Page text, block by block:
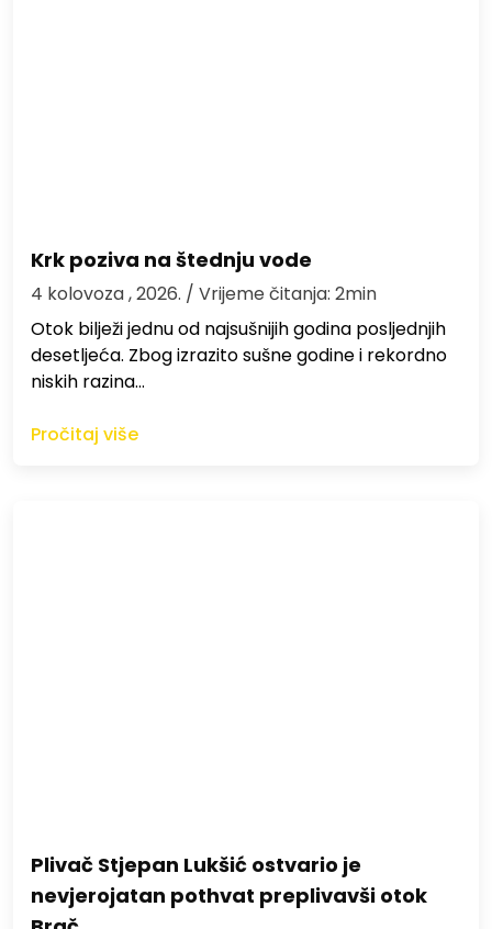
Krk poziva na štednju vode
4 kolovoza , 2026. / Vrijeme čitanja: 2min
Otok bilježi jednu od najsušnijih godina posljednjih
desetljeća. Zbog izrazito sušne godine i rekordno
niskih razina…
Pročitaj više
Plivač Stjepan Lukšić ostvario je
nevjerojatan pothvat preplivavši otok